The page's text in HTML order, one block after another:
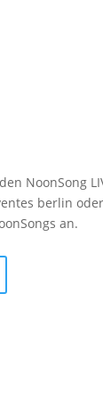
NoonSong
berlin
an.